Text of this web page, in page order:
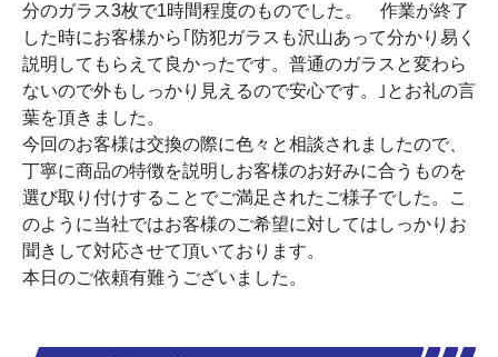
分のガラス3枚で1時間程度のものでした。 作業が終了
した時にお客様から｢防犯ガラスも沢山あって分かり易く
説明してもらえて良かったです。普通のガラスと変わら
ないので外もしっかり見えるので安心です。｣とお礼の言
葉を頂きました。
今回のお客様は交換の際に色々と相談されましたので、
丁寧に商品の特徴を説明しお客様のお好みに合うものを
選び取り付けすることでご満足されたご様子でした。こ
のように当社ではお客様のご希望に対してはしっかりお
聞きして対応させて頂いております。
本日のご依頼有難うございました。